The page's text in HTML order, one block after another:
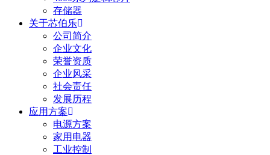
存储器
关于芯伯乐
公司简介
企业文化
荣誉资质
企业风采
社会责任
发展历程
应用方案
电源方案
家用电器
工业控制